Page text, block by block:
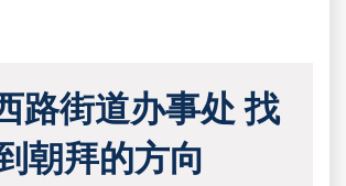
路街道办事处 找
朝拜的方向